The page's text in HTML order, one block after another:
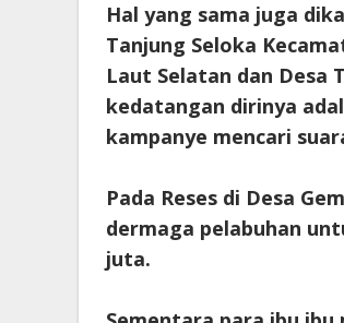
Hal yang sama juga
Tanjung Seloka
Laut Selatan dan Desa
kedatangan dirinya
kampanye mencari
Pada Reses di Desa
dermaga pelabuhan
juta.